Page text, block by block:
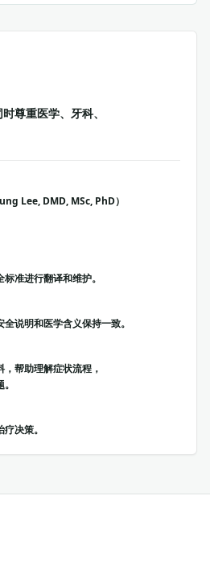
尊重医学、牙科、
Lee, DMD, MSc, PhD）
准进行翻译和维护。
说明和医学含义保持一致。
帮助理解症状流程，
决策。